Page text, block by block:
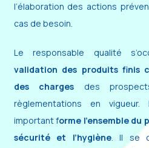
l’élaboration des actions
cas de besoin.
Le responsable qualité
validation des produits finis
des charges des
règlementations en
important forme l’ensemble du
sécurité et l’hygiène. Il se